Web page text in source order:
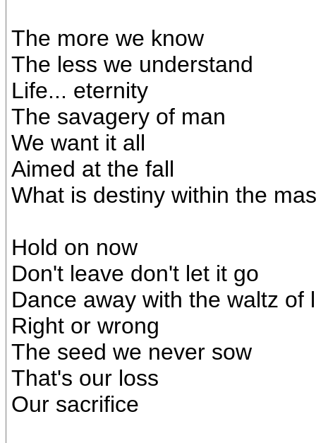
The more we know
The less we understand
Life... eternity
The savagery of man
We want it all
Aimed at the fall
What is destiny within the
Hold on now
Don't leave don't let it go
Dance away with the waltz of
Right or wrong
The seed we never sow
That's our loss
Our sacrifice